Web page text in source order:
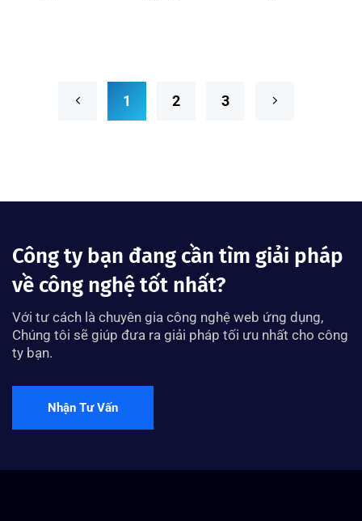
1 2 3
Công ty bạn đang cần tìm giải pháp
về công nghệ tốt nhất?
Với tư cách là chuyên gia công nghệ web ứng dụng,
Chúng tôi sẽ giúp đưa ra giải pháp tối ưu nhất cho công
ty bạn.
Nhận Tư Vấn